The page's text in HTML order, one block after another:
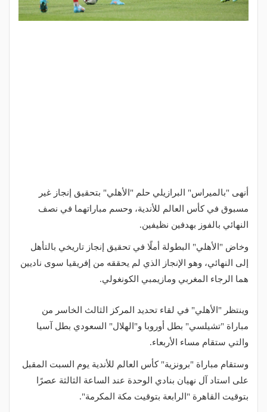
أنهى "بالميراس" البرازيلي حلم "الأهلي" بتحقيق إنجاز غير
مسبوق في كأس العالم للأندية، وحسم مباراتهما في نصف
النهائي بالفوز بهدفين نظيفين.
وخاض "الأهلي" البطولة أملًا في تحقيق إنجاز تاريخي بالتأهل
إلى النهائي، وهو الإنجاز الذي لم يحققه من إفريقيا سوى ناديين
هما الرجاء المغربي ومازيمبي الكونغولي.
وينتظر "الأهلي" في لقاء تحديد المركز الثالث الخاسر من
مباراة "تشيلسي" بطل أوروبا و"الهلال" السعودي بطل آسيا
والتي ستقام مساء الأربعاء.
وستقام مباراة "برونزية" كأس العالم للأندية يوم السبت المقبل
على استاد آل نهيان بنادي الوحدة عند الساعة الثالثة عصرًا
بتوقيت القاهرة "الرابعة بتوقيت مكة المكرمة".